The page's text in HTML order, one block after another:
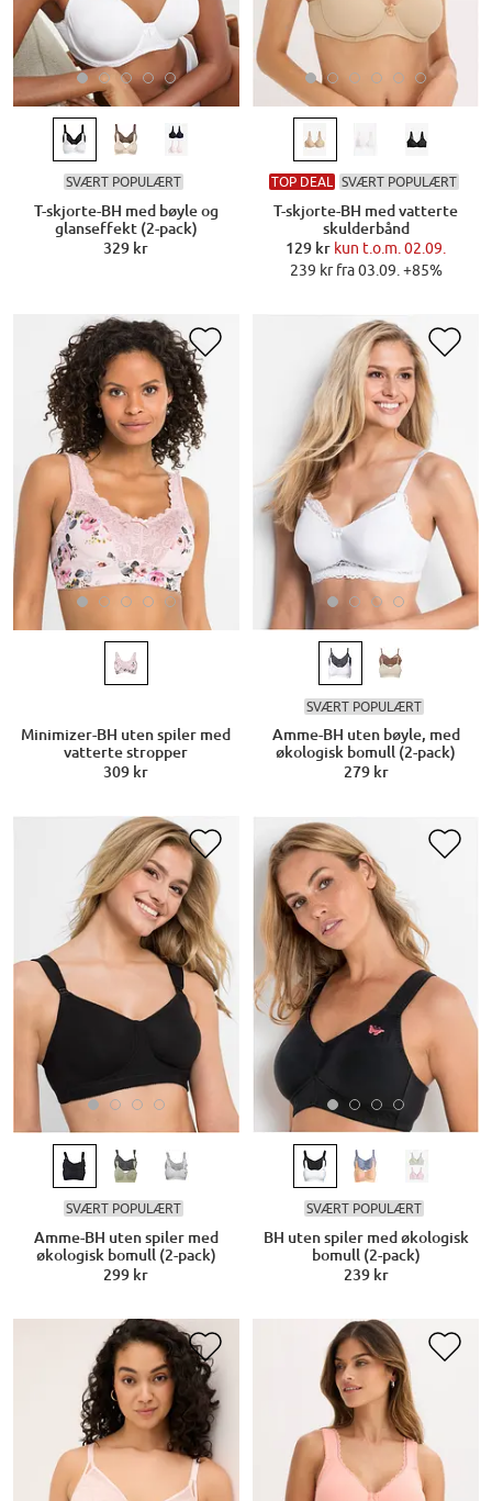
SVÆRT POPULÆRT
T-skjorte-BH med bøyle og
glanseffekt (2-pack)
329 kr
TOP DEAL SVÆRT POPULÆRT
T-skjorte-BH med vatterte
skulderbånd
129 kr kun t.o.m. 02.09.
239 kr fra 03.09. +85%
Minimizer-BH uten spiler med
vatterte stropper
309 kr
SVÆRT POPULÆRT
Amme-BH uten bøyle, med
økologisk bomull (2-pack)
279 kr
SVÆRT POPULÆRT
Amme-BH uten spiler med
økologisk bomull (2-pack)
299 kr
SVÆRT POPULÆRT
BH uten spiler med økologisk
bomull (2-pack)
239 kr